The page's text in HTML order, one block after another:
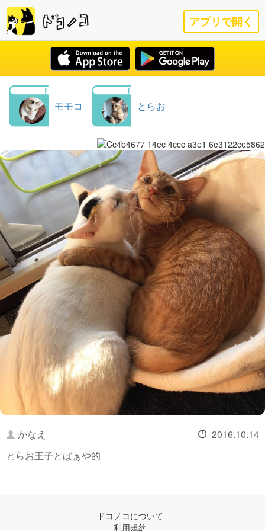
アプリで開く
モモコ とらお
かなえ
2016.10.14
とらお王子とばぁや的
ドコノコについて
利用規約